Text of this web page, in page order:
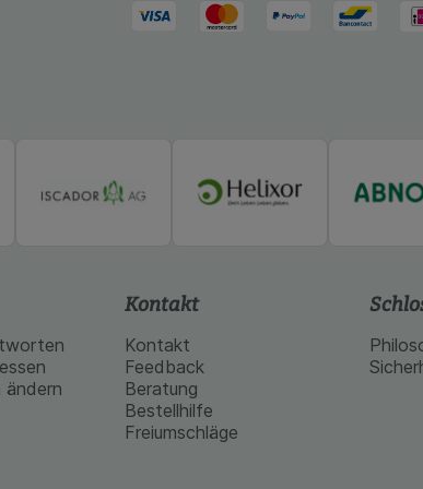
ändern
Kontakt
Kontakt
Feedback
Beratung
Bestellhilfe
Freiumschläge